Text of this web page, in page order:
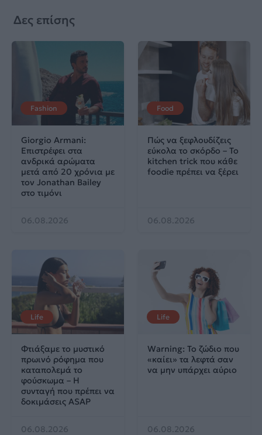
Δες επίσης
Fashion
Giorgio Armani:
Επιστρέφει στα
ανδρικά αρώματα
μετά από 20 χρόνια με
τον Jonathan Bailey
στο τιμόνι
06.08.2026
Food
Πώς να ξεφλουδίζεις
εύκολα το σκόρδο – Το
kitchen trick που κάθε
foodie πρέπει να ξέρει
06.08.2026
Life
Φτιάξαμε το μυστικό
πρωινό ρόφημα που
καταπολεμά το
φούσκωμα – Η
συνταγή που πρέπει να
δοκιμάσεις ASAP
06.08.2026
Life
Warning: Το ζώδιο που
«καίει» τα λεφτά σαν
να μην υπάρχει αύριο
06.08.2026